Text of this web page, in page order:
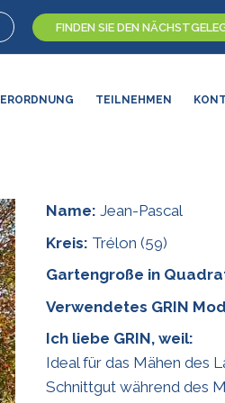
FINDEN SIE DEN
TEILNEHMEN
Name: Jean-Pascal
Kreis: Trélon (59)
Gartengroße in
Verwendetes GRIN
Ich liebe GRIN, weil:
Ideal für das Mähen des
Schnittgut während des